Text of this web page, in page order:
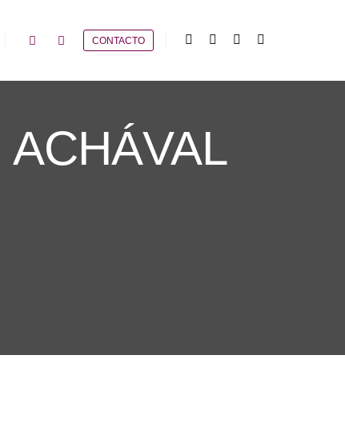
CONTACTO
ACHÁVAL